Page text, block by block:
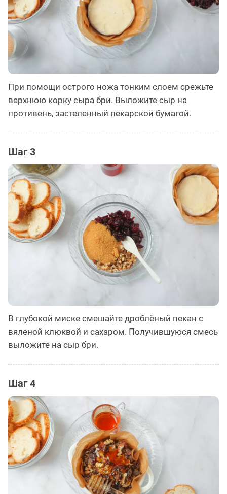
При помощи острого ножа тонким слоем срежьте
верхнюю корку сыра бри. Выложите сыр на
противень, застеленный пекарской бумагой.
Шаг 3
В глубокой миске смешайте дроблёный пекан с
вяленой клюквой и сахаром. Получившуюся смесь
выложите на сыр бри.
Шаг 4